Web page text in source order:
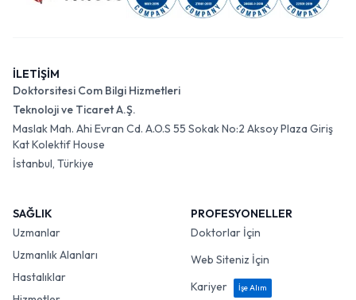
İLETİŞİM
Doktorsitesi Com Bilgi Hizmetleri
Teknoloji ve Ticaret A.Ş.
Maslak Mah. Ahi Evran Cd. A.O.S 55 Sokak No:2 Aksoy Plaza Giriş
Kat Kolektif House
İstanbul, Türkiye
SAĞLIK
Uzmanlar
Uzmanlık Alanları
Hastalıklar
PROFESYONELLER
Doktorlar İçin
Web Siteniz İçin
Kariyer
İşe Alım